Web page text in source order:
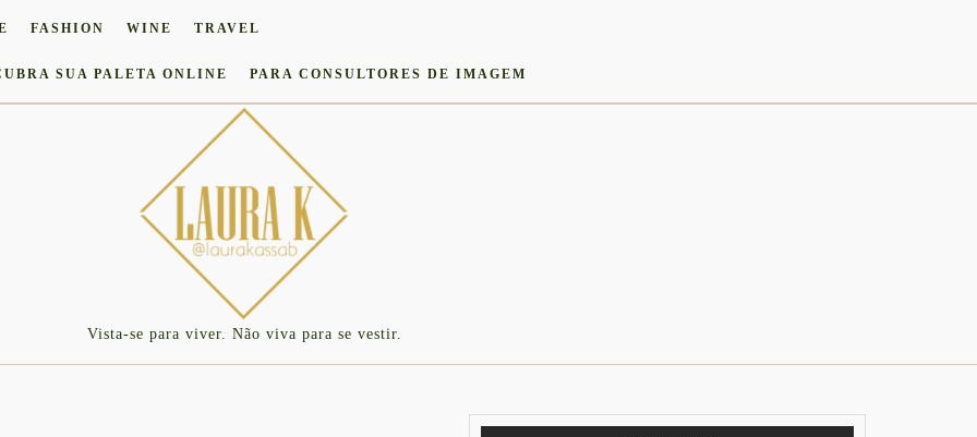
FASHION WINE TRAVEL
SUA PALETA ONLINE PARA CONSULTORES DE IMAGEM
Vista-se para viver. Não viva para se vestir.